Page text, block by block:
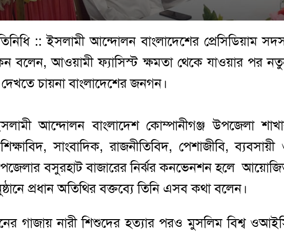
:: ইসলামী আন্দোলন বাংলাদেশের প্রেসিডিয়াম
আওয়ামী ফ্যাসিস্ট ক্ষমতা থেকে যাওয়ার পর
চায়না বাংলাদেশের জনগন।
আন্দোলন বাংলাদেশ কোম্পানীগঞ্জ উপজেলা
সাংবাদিক, রাজনীতিবিদ, পেশাজীবি, ব্যবসায়ী
উপজেলার বসুরহাট বাজারের নির্ঝর কনভেনশন হলে
প্রধান অতিথির বক্তব্যে তিনি এসব কথা বলেন।
গাজায় নারী শিশুদের হত্যার পরও মুসলিম বিশ্ব